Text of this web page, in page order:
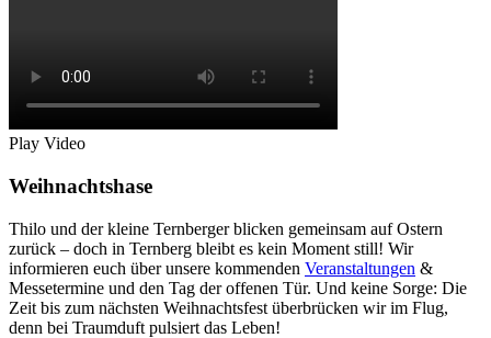
Play Video
Weihnachtshase
Thilo und der kleine Ternberger blicken gemeinsam auf Ostern
zurück – doch in Ternberg bleibt es kein Moment still! Wir
informieren euch über unsere kommenden Veranstaltungen &
Messetermine und den Tag der offenen Tür. Und keine Sorge: Die
Zeit bis zum nächsten Weihnachtsfest überbrücken wir im Flug,
denn bei Traumduft pulsiert das Leben!